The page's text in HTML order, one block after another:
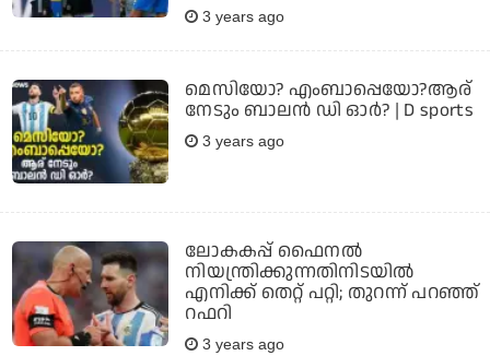
3 years ago
മെസിയോ? എംബാപ്പെയോ?ആര്
നേടും ബാലൻ ഡി ഓർ? | D sports
3 years ago
ലോകകപ്പ് ഫൈനൽ
നിയന്ത്രിക്കുന്നതിനിടയിൽ
എനിക്ക് തെറ്റ് പറ്റി; തുറന്ന് പറഞ്ഞ്
റഫറി
3 years ago